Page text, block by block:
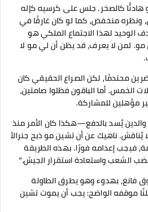
كالصخر. جلس على كرسيه كإله
ونظره منخفض، كما لو كان غارقًا في
الوحيد لهذا الاجتماع الملكي هو
لمن لا يعرف، قد يظن أن لي مو لا
محتدمًا، لكن الصراع الحقيقي كان
الخمس. أما الباقون فظلوا صامتين،
مؤهلين للمشاركة.
والدين يُسد بالدفع—هكذا كان الأمر منذ
ناهيك عن أن تشين مو ذبح جنرالاً
فيجب إعدامه فورًا. بهذه الطريقة
الشعب واستعادة استقرار الجيش."
فانغ، بهدوء وهو يطرق الطاولة
موقفه الواضح: يجب أن يموت تشين